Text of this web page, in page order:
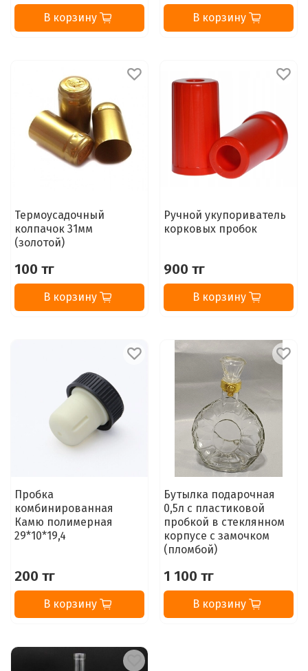
В корзину В корзину
Термоусадочный
колпачок 31мм
(золотой)
100 тг
В корзину
Ручной укупориватель
корковых пробок
900 тг
В корзину
Пробка
комбинированная
Камю полимерная
29*10*19,4
200 тг
В корзину
Бутылка подарочная
0,5л с пластиковой
пробкой в стеклянном
корпусе с замочком
(пломбой)
1 100 тг
В корзину